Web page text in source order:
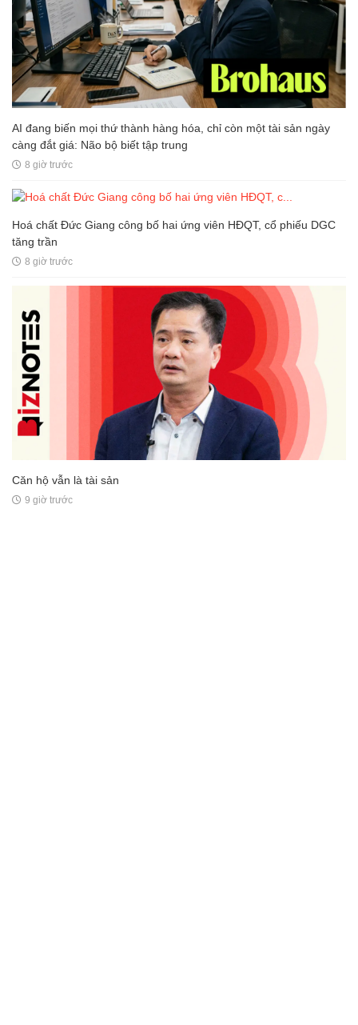
AI đang biến mọi thứ thành hàng hóa, chỉ còn một tài sản ngày
càng đắt giá: Não bộ biết tập trung
8 giờ trước
Hoá chất Đức Giang công bố hai ứng viên HĐQT, cổ phiếu DGC
tăng trần
8 giờ trước
Căn hộ vẫn là tài sản
9 giờ trước